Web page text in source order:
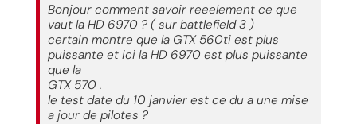
Bonjour comment savoir reeelement ce que
vaut la HD 6970 ? ( sur battlefield 3 )
certain montre que la GTX 560ti est plus
puissante et ici la HD 6970 est plus puissante
que la
GTX 570 .
le test date du 10 janvier est ce du a une mise
a jour de pilotes ?